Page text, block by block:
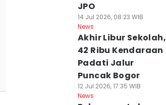
JPO
14 Jul 2026, 08:23 WIB
News
Akhir Libur Sekolah,
42 Ribu Kendaraan
Padati Jalur
Puncak Bogor
12 Jul 2026, 17:35 WIB
News